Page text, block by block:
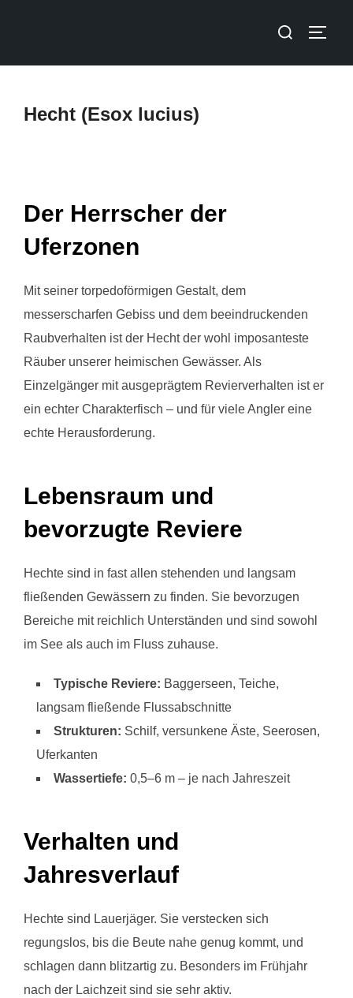
Hecht (Esox lucius)
Der Herrscher der
Uferzonen
Mit seiner torpedoförmigen Gestalt, dem
messerscharfen Gebiss und dem beeindruckenden
Raubverhalten ist der Hecht der wohl imposanteste
Räuber unserer heimischen Gewässer. Als
Einzelgänger mit ausgeprägtem Revierverhalten ist er
ein echter Charakterfisch – und für viele Angler eine
echte Herausforderung.
Lebensraum und
bevorzugte Reviere
Hechte sind in fast allen stehenden und langsam
fließenden Gewässern zu finden. Sie bevorzugen
Bereiche mit reichlich Unterständen und sind sowohl
im See als auch im Fluss zuhause.
Typische Reviere: Baggerseen, Teiche,
langsam fließende Flussabschnitte
Strukturen: Schilf, versunkene Äste, Seerosen,
Uferkanten
Wassertiefe: 0,5–6 m – je nach Jahreszeit
Verhalten und
Jahresverlauf
Hechte sind Lauerjäger. Sie verstecken sich
regungslos, bis die Beute nahe genug kommt, und
schlagen dann blitzartig zu. Besonders im Frühjahr
nach der Laichzeit sind sie sehr aktiv.